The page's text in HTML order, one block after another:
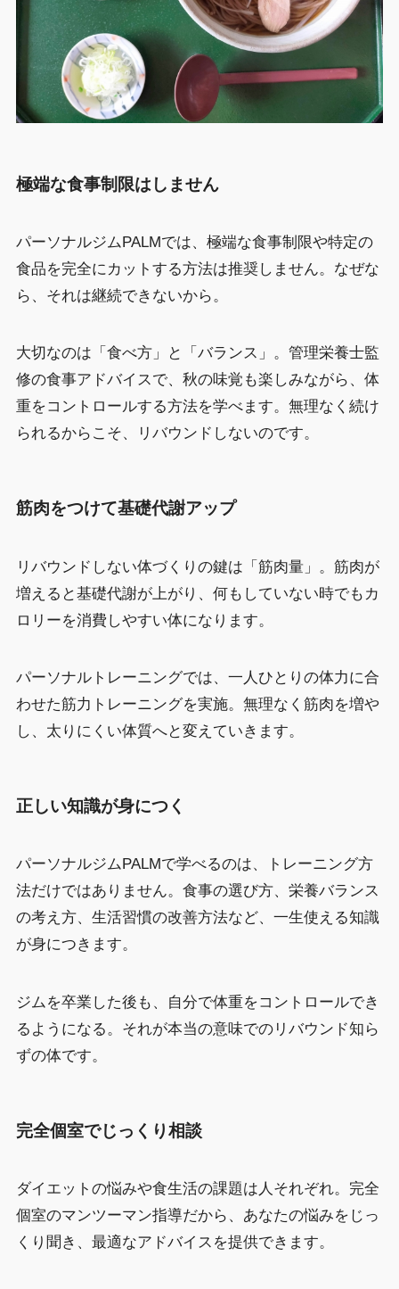
極端な食事制限はしません
パーソナルジムPALMでは、極端な食事制限や特定の
食品を完全にカットする方法は推奨しません。なぜな
ら、それは継続できないから。
大切なのは「食べ方」と「バランス」。管理栄養士監
修の食事アドバイスで、秋の味覚も楽しみながら、体
重をコントロールする方法を学べます。無理なく続け
られるからこそ、リバウンドしないのです。
筋肉をつけて基礎代謝アップ
リバウンドしない体づくりの鍵は「筋肉量」。筋肉が
増えると基礎代謝が上がり、何もしていない時でもカ
ロリーを消費しやすい体になります。
パーソナルトレーニングでは、一人ひとりの体力に合
わせた筋力トレーニングを実施。無理なく筋肉を増や
し、太りにくい体質へと変えていきます。
正しい知識が身につく
パーソナルジムPALMで学べるのは、トレーニング方
法だけではありません。食事の選び方、栄養バランス
の考え方、生活習慣の改善方法など、一生使える知識
が身につきます。
ジムを卒業した後も、自分で体重をコントロールでき
るようになる。それが本当の意味でのリバウンド知ら
ずの体です。
完全個室でじっくり相談
ダイエットの悩みや食生活の課題は人それぞれ。完全
個室のマンツーマン指導だから、あなたの悩みをじっ
くり聞き、最適なアドバイスを提供できます。